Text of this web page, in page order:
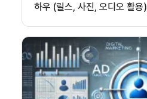
하우 (릴스, 사진, 오디오 활용)